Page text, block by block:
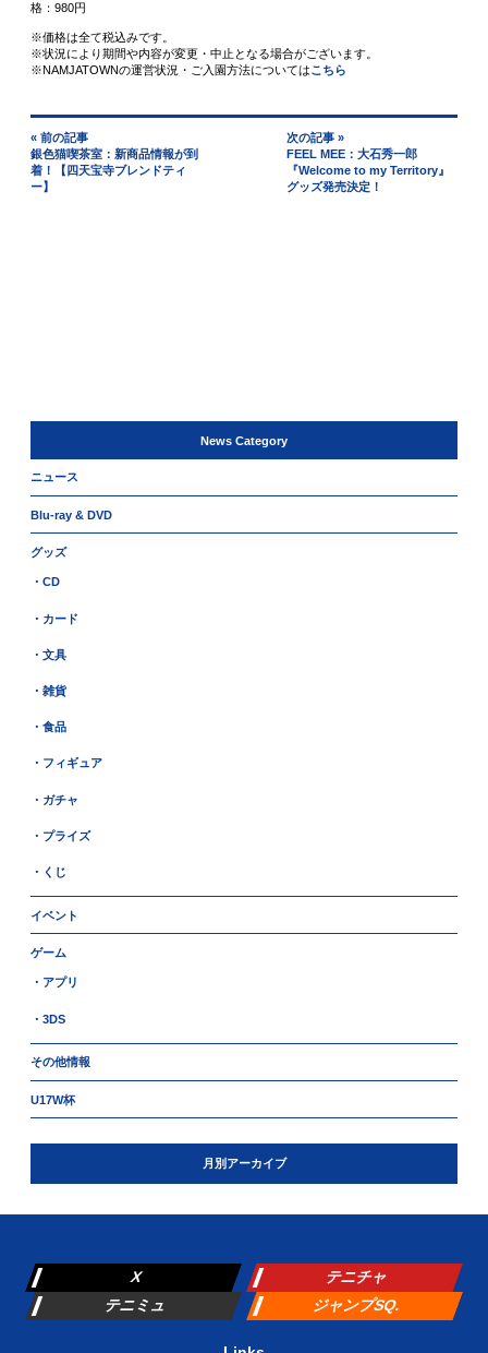
格：980円
※価格は全て税込みです。
※状況により期間や内容が変更・中止となる場合がございます。
※NAMJATOWNの運営状況・ご入園方法についてはこちら
« 前の記事
銀色猫喫茶室：新商品情報が到
着！【四天宝寺ブレンドティ
ー】
次の記事 »
FEEL MEE：大石秀一郎
『Welcome to my Territory』
グッズ発売決定！
News Category
ニュース
Blu-ray & DVD
グッズ
・CD
・カード
・文具
・雑貨
・食品
・フィギュア
・ガチャ
・プライズ
・くじ
イベント
ゲーム
・アプリ
・3DS
その他情報
U17W杯
月別アーカイブ
X
テニチャ
テニミュ
ジャンプSQ.